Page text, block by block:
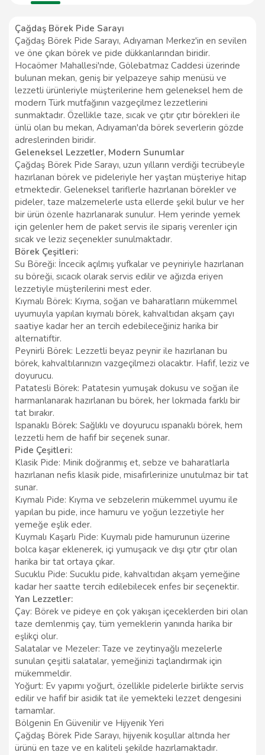
Çağdaş Börek Pide Sarayı
Çağdaş Börek Pide Sarayı, Adıyaman Merkez'in en sevilen
ve öne çıkan börek ve pide dükkanlarından biridir.
Hocaömer Mahallesi'nde, Gölebatmaz Caddesi üzerinde
bulunan mekan, geniş bir yelpazeye sahip menüsü ve
lezzetli ürünleriyle müşterilerine hem geleneksel hem de
modern Türk mutfağının vazgeçilmez lezzetlerini
sunmaktadır. Özellikle taze, sıcak ve çıtır çıtır börekleri ile
ünlü olan bu mekan, Adıyaman'da börek severlerin gözde
adreslerinden biridir.
Geleneksel Lezzetler, Modern Sunumlar
Çağdaş Börek Pide Sarayı, uzun yılların verdiği tecrübeyle
hazırlanan börek ve pideleriyle her yaştan müşteriye hitap
etmektedir. Geleneksel tariflerle hazırlanan börekler ve
pideler, taze malzemelerle usta ellerde şekil bulur ve her
bir ürün özenle hazırlanarak sunulur. Hem yerinde yemek
için gelenler hem de paket servis ile sipariş verenler için
sıcak ve leziz seçenekler sunulmaktadır.
Börek Çeşitleri:
Su Böreği: İncecik açılmış yufkalar ve peyniriyle hazırlanan
su böreği, sıcacık olarak servis edilir ve ağızda eriyen
lezzetiyle müşterilerini mest eder.
Kıymalı Börek: Kıyma, soğan ve baharatların mükemmel
uyumuyla yapılan kıymalı börek, kahvaltıdan akşam çayı
saatiye kadar her an tercih edebileceğiniz harika bir
alternatiftir.
Peynirli Börek: Lezzetli beyaz peynir ile hazırlanan bu
börek, kahvaltılarınızın vazgeçilmezi olacaktır. Hafif, leziz ve
doyurucu.
Patatesli Börek: Patatesin yumuşak dokusu ve soğan ile
harmanlanarak hazırlanan bu börek, her lokmada farklı bir
tat bırakır.
Ispanaklı Börek: Sağlıklı ve doyurucu ıspanaklı börek, hem
lezzetli hem de hafif bir seçenek sunar.
Pide Çeşitleri:
Klasik Pide: Minik doğranmış et, sebze ve baharatlarla
hazırlanan nefis klasik pide, misafirlerinize unutulmaz bir tat
sunar.
Kıymalı Pide: Kıyma ve sebzelerin mükemmel uyumu ile
yapılan bu pide, ince hamuru ve yoğun lezzetiyle her
yemeğe eşlik eder.
Kuymalı Kaşarlı Pide: Kuymalı pide hamurunun üzerine
bolca kaşar eklenerek, içi yumuşacık ve dışı çıtır çıtır olan
harika bir tat ortaya çıkar.
Sucuklu Pide: Sucuklu pide, kahvaltıdan akşam yemeğine
kadar her saatte tercih edilebilecek enfes bir seçenektir.
Yan Lezzetler:
Çay: Börek ve pideye en çok yakışan içeceklerden biri olan
taze demlenmiş çay, tüm yemeklerin yanında harika bir
eşlikçi olur.
Salatalar ve Mezeler: Taze ve zeytinyağlı mezelerle
sunulan çeşitli salatalar, yemeğinizi taçlandırmak için
mükemmeldir.
Yoğurt: Ev yapımı yoğurt, özellikle pidelerle birlikte servis
edilir ve hafif bir asidik tat ile yemekteki lezzet dengesini
tamamlar.
Bölgenin En Güvenilir ve Hijyenik Yeri
Çağdaş Börek Pide Sarayı, hijyenik koşullar altında her
ürünü en taze ve en kaliteli şekilde hazırlamaktadır.